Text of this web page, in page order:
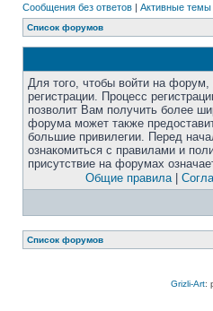
Сообщения без ответов | Активные темы
Список форумов
Для того, чтобы войти на
регистрации. Процесс
позволит Вам получить более
форума может также
большие привилегии. Перед
ознакомиться с правилами и
присутствие на форумах
Общие правила|
Список форумов
Grizli-Art: